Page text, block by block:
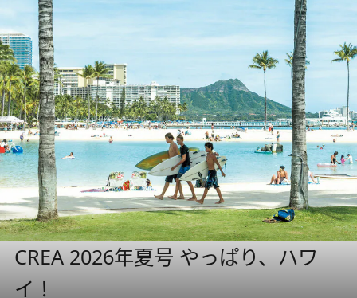
CREA 2026年夏号 やっぱり、ハワ
イ！